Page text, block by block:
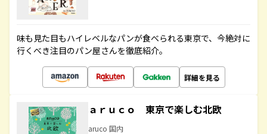
味も見た目もハイレベルなパンが食べられる東京で、今絶対に
行くべき注目のパン屋さんを徹底紹介。
詳細を見る
ａｒｕｃｏ 東京で楽しむ北欧
aruco 国内